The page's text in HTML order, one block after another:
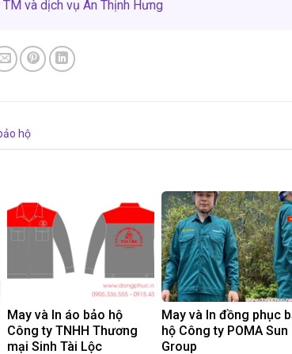
và dịch vụ An Thịnh Hưng
hộ
May và In áo bảo hộ
Công ty TNHH Thương
mại Sinh Tài Lộc
May và In đồng phục
hộ Công ty POMA Sun
Group